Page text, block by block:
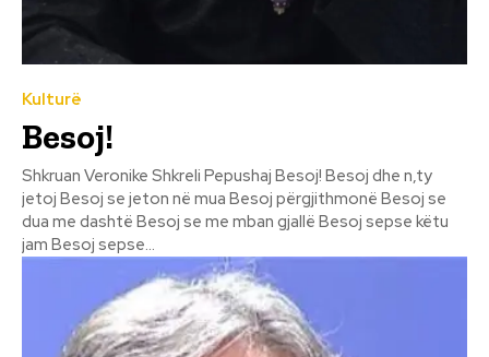
Kulturë
Besoj!
Shkruan Veronike Shkreli Pepushaj Besoj! Besoj dhe n,ty
jetoj Besoj se jeton në mua Besoj përgjithmonë Besoj se
dua me dashtë Besoj se me mban gjallë Besoj sepse këtu
jam Besoj sepse...